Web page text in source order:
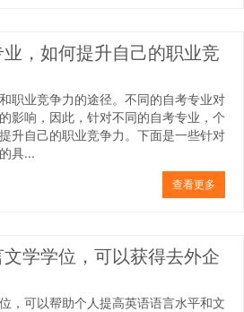
，如何提升自己的职业竞
职业竞争力的途径。不同的自考专业对
影响，因此，针对不同的自考专业，个
升自己的职业竞争力。下面是一些针对
具...
查看更多
文学学位，可以获得去外企
，可以帮助个人提高英语语言水平和文